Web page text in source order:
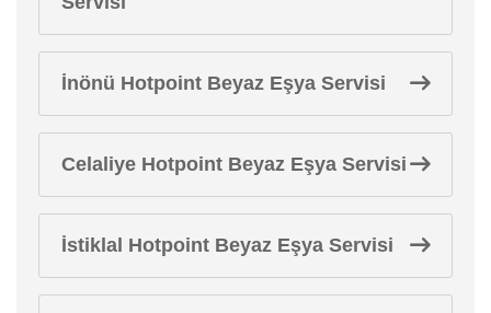
İnönü Hotpoint Beyaz Eşya Servisi
Celaliye Hotpoint Beyaz Eşya Servisi
İstiklal Hotpoint Beyaz Eşya Servisi